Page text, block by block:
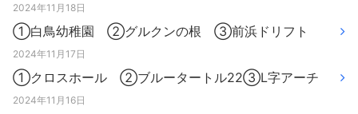
2024年11月18日
①白鳥幼稚園 ②グルクンの根 ③前浜ドリフト
2024年11月17日
①クロスホール ②ブルータートル22③L字アーチ
2024年11月16日